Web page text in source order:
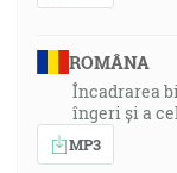
ROMÂNA
Încadrarea
îngeri și a
MP3